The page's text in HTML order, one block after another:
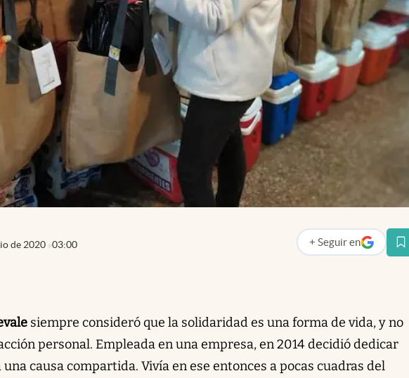
de 2020 03:00 + Seguir en
abre en nueva pestaña
pestaña
pestaña
siempre consideró que la solidaridad es una forma de vida, y no
personal. Empleada en una empresa, en 2014 decidió dedicar
causa compartida. Vivía en ese entonces a pocas cuadras del